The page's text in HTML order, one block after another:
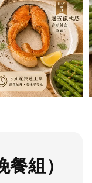
組）